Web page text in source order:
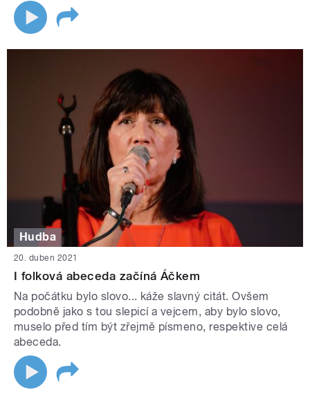
Hudba
20. duben 2021
I folková abeceda začíná Áčkem
Na počátku bylo slovo... káže slavný citát. Ovšem
podobně jako s tou slepicí a vejcem, aby bylo slovo,
muselo před tím být zřejmě písmeno, respektive celá
abeceda.